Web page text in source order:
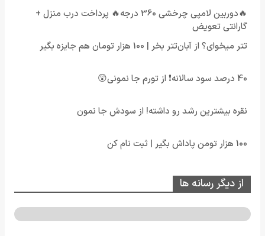
🔥دوربین لامپی چرخشی 360 درجه🔥 پرداخت درب منزل +
گارانتی تعویض
تتر میخوای؟ از آبان‌تتر بخر | 100 هزار تومان هم جایزه بگیر
40 درصد سود سالانه❗ از تورم جا نمونی😲
نقره بیشترین رشد رو داشته! از سودش جا نمون
100 هزار تومن پاداش بگیر | ثبت نام کن
از دیگر رسانه ها